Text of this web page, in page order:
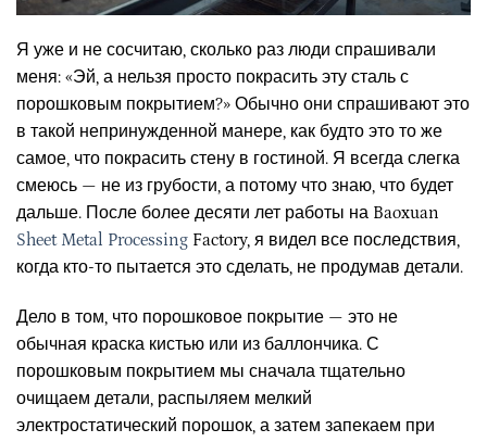
Я уже и не сосчитаю, сколько раз люди спрашивали
меня: «Эй, а нельзя просто покрасить эту сталь с
порошковым покрытием?» Обычно они спрашивают это
в такой непринужденной манере, как будто это то же
самое, что покрасить стену в гостиной. Я всегда слегка
смеюсь — не из грубости, а потому что знаю, что будет
дальше. После более десяти лет работы на Baoxuan
Sheet Metal Processing Factory, я видел все последствия,
когда кто-то пытается это сделать, не продумав детали.
Дело в том, что порошковое покрытие — это не
обычная краска кистью или из баллончика. С
порошковым покрытием мы сначала тщательно
очищаем детали, распыляем мелкий
электростатический порошок, а затем запекаем при